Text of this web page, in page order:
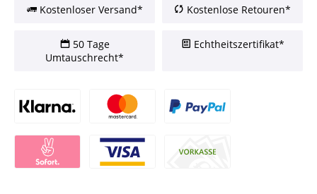
Kostenloser Versand* Kostenlose Retouren*
50 Tage
Umtauschrecht*
Echtheitszertifikat*